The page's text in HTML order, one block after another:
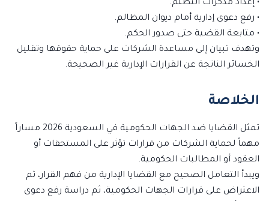
• إعداد مذكرات التظلم.
• رفع دعوى إدارية أمام ديوان المظالم.
• متابعة القضية حتى صدور الحكم.
وتهدف تبيان إلى مساعدة الشركات على حماية حقوقها وتقليل
الخسائر الناتجة عن القرارات الإدارية غير الصحيحة.
الخلاصة
تمثل القضايا ضد الجهات الحكومية في السعودية 2026 مساراً
مهماً لحماية الشركات من قرارات تؤثر على المستحقات أو
العقود أو المطالبات الحكومية.
ويبدأ التعامل الصحيح مع القضايا الإدارية من فهم القرار، ثم
الاعتراض على قرارات الجهات الحكومية، ثم دراسة رفع دعوى